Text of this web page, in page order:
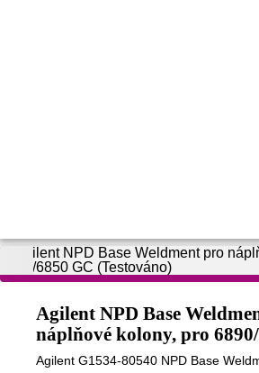
Agilent NPD Base
náplňové kolony, pro
(Testováno)
Agilent G1534-80540 NPD Base